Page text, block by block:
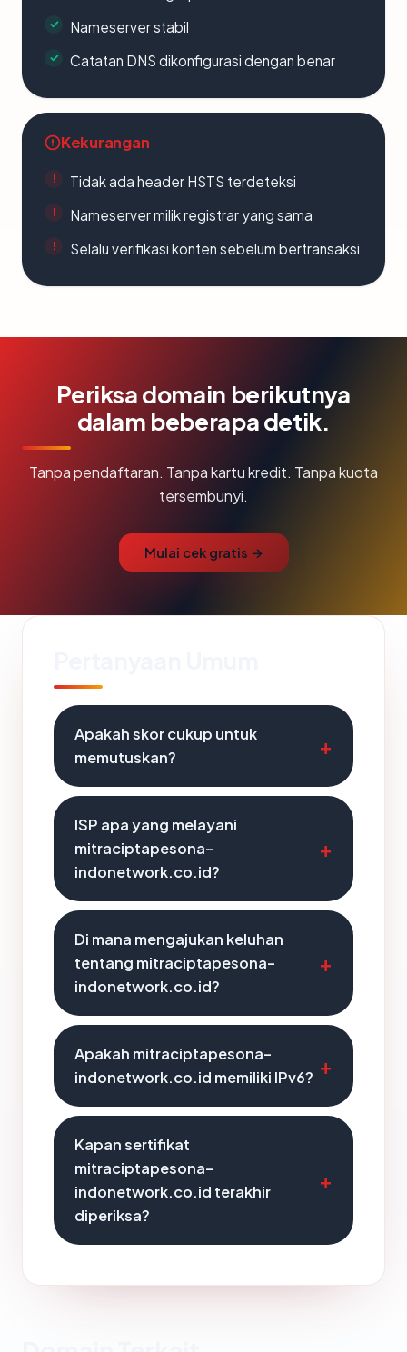
Nameserver stabil
Catatan DNS dikonfigurasi dengan benar
Kekurangan
Tidak ada header HSTS terdeteksi
Nameserver milik registrar yang sama
Selalu verifikasi konten sebelum bertransaksi
Periksa domain berikutnya
dalam beberapa detik.
Tanpa pendaftaran. Tanpa kartu kredit. Tanpa kuota
tersembunyi.
Mulai cek gratis →
Apakah skor cukup untuk
memutuskan?
ISP apa yang melayani
mitraciptapesona-
indonetwork.co.id?
Di mana mengajukan keluhan
tentang mitraciptapesona-
indonetwork.co.id?
Apakah mitraciptapesona-
indonetwork.co.id memiliki IPv6?
Kapan sertifikat
mitraciptapesona-
indonetwork.co.id terakhir
diperiksa?